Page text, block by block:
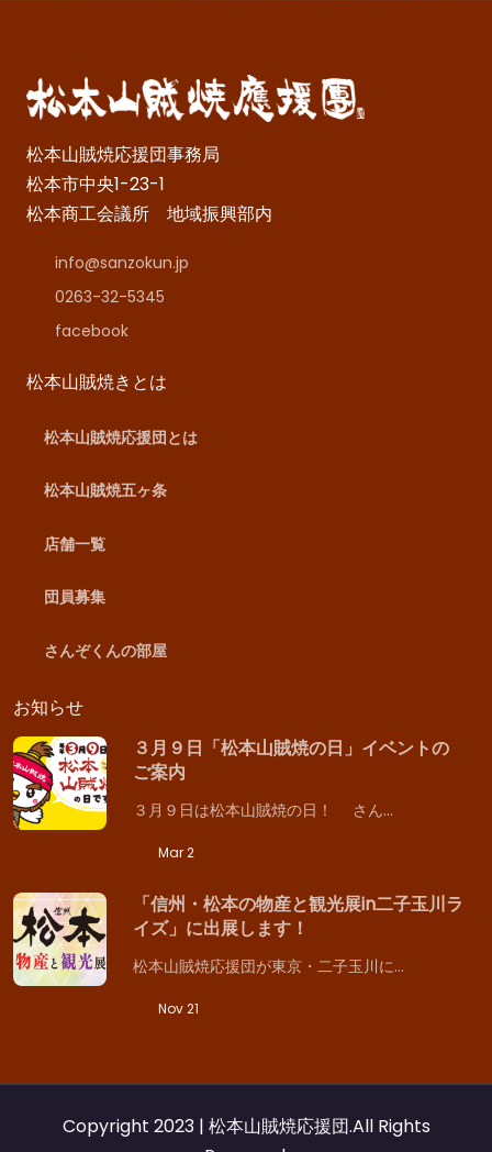
松本山賊焼応援団事務局
松本市中央1-23-1
松本商工会議所 地域振興部内
info@sanzokun.jp
0263-32-5345
facebook
松本山賊焼きとは
松本山賊焼応援団とは
松本山賊焼五ヶ条
店舗一覧
団員募集
さんぞくんの部屋
お知らせ
３月９日「松本山賊焼の日」イベントの
ご案内
３月９日は松本山賊焼の日！ さん…
Mar 2
「信州・松本の物産と観光展in二子玉川ラ
イズ」に出展します！
松本山賊焼応援団が東京・二子玉川に…
Nov 21
Copyright 2023 | 松本山賊焼応援団.All Rights